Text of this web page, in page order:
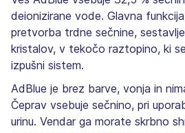
deionizirane vode. Glavna
pretvorba trdne sečnine,
kristalov, v tekočo raztopino, ki
izpušni sistem.
AdBlue je brez barve, vonja in
Čeprav vsebuje sečnino, pri
urinu. Vendar ga morate skrbno